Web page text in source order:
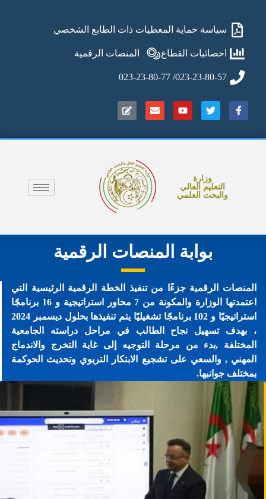
سياسة حماية المعطيات ذات الطابع الشخصي
احصائيات القطاع المنصات الرقمية
023-23-80-57/ 023-23-80-77
وزارة
التعليم العالي
والبحث العلمي
بوابة المنصات الرقمية
المنصات الرقمية جزءًا من تنفيذ الخطة الرقمية الرئيسية التي
اعتمدتها الوزارة والمكونة من 7 محاور استراتيجية و 16 برنامجًا
استراتيجيًا و 102 برنامجًا تشغيليًا يتم تنفيذها بحلول ديسمبر 2024
، بهدف تسهيل نجاح الطالب في مراحل دراسته الجامعية
المختلفة ,بدء من مرحلة التوجيه إلى غاية التخرج والاندماج
المهني , والسعي على تشجيع الابتكار التربوي وتحديث الحوكمة
بمختلف جوانبها.